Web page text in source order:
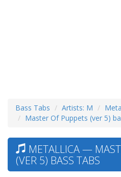
Bass Tabs Artists: M
Master Of Puppets (ver 5)
METALLICA —
(VER 5) BASS TABS